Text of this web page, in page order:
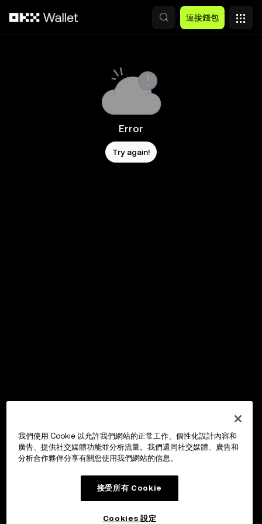
連接錢包
Error
Try again!
我們使用 Cookie 以允許我們網站的正常工作、個性化設計內容和
廣告、提供社交媒體功能並分析流量。我們還同社交媒體、廣告和
分析合作夥伴分享有關您使用我們網站的信息。
接受所有 Cookie
Cookies 設定